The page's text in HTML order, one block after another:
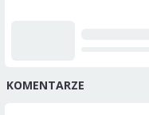
KOMENTARZE